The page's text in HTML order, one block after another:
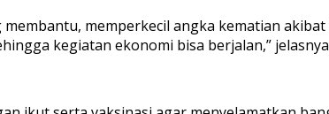
membantu, memperkecil angka kematian
kegiatan ekonomi bisa berjalan,” jelasnya